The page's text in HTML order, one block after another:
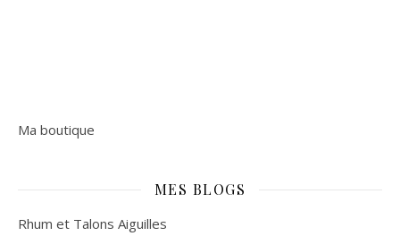
Ma boutique
MES BLOGS
Rhum et Talons Aiguilles